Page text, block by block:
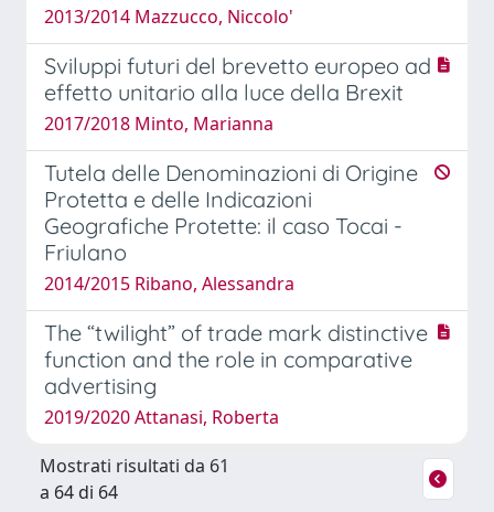
2013/2014 Mazzucco, Niccolo'
Sviluppi futuri del brevetto europeo ad
effetto unitario alla luce della Brexit
2017/2018 Minto, Marianna
Tutela delle Denominazioni di Origine
Protetta e delle Indicazioni
Geografiche Protette: il caso Tocai -
Friulano
2014/2015 Ribano, Alessandra
The “twilight” of trade mark distinctive
function and the role in comparative
advertising
2019/2020 Attanasi, Roberta
Mostrati risultati da 61
a 64 di 64